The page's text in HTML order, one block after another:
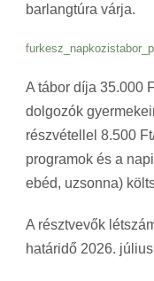
barlangtúra várja.
A tábor díja 35.000
dolgozók
részvétellel 8.500
programok és a
ebéd, uzsonna)
A résztvevők
határidő 2026.